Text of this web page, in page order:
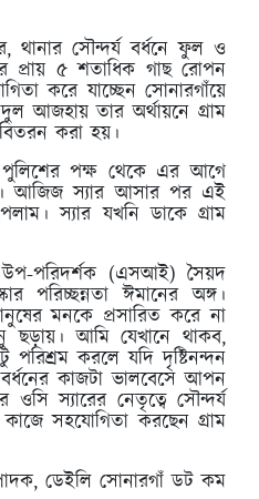
থানার সৌন্দর্য বর্ধনে ফুল ও
প্রায় ৫ শতাধিক গাছ রোপন
করে যাচ্ছেন সোনারগাঁয়ে
আজহায় তার অর্থায়নে গ্রাম
করা হয়।
পুলিশের পক্ষ থেকে এর আগে
আজিজ স্যার আসার পর এই
স্যার যখনি ডাকে গ্রাম
উপ-পরিদর্শক (এসআই) সৈয়দ
পরিচ্ছন্নতা ঈমানের অঙ্গ।
মনকে প্রসারিত করে না
আমি যেখানে থাকব,
করলে যদি দৃষ্টিনন্দন
কাজটা ভালবেসে আপন
স্যারের নেতৃত্বে সৌন্দর্য
সহযোগিতা করছেন গ্রাম
ডেইলি সোনারগাঁ ডট কম